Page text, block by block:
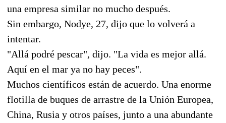
una empresa similar no mucho después.
Sin embargo, Nodye, 27, dijo que lo volverá a
intentar.
"Allá podré pescar", dijo. "La vida es mejor allá.
Aquí en el mar ya no hay peces".
Muchos científicos están de acuerdo. Una enorme
flotilla de buques de arrastre de la Unión Europea,
China, Rusia y otros países, junto a una abundante